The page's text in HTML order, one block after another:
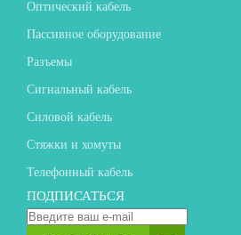
Оптический кабель
Пассивное оборудование
Разъемы
Сигнальный кабель
Силовой кабель
Стяжки и хомуты
Телефонный кабель
ПОДПИСАТЬСЯ